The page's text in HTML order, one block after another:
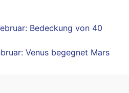
Bedeckung von 40
Venus begegnet Mars